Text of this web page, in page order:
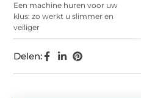
Een machine huren voor uw
klus: zo werkt u slimmer en
veiliger
Delen: